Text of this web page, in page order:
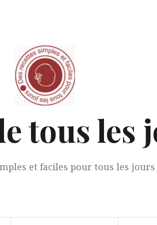
tous les
et faciles pour tous les jours